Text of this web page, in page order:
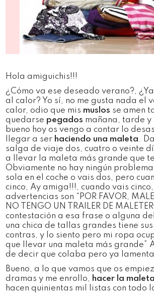
Hola amiguichis!!!
¿Cómo va ese deseado verano?,
al calor? Yo sí, no me gusta nada el
calor, odio que mis muslos se amen
quedarse pegados mañana, tarde y
bueno hoy os vengo a contar lo
llegar a ser haciendo una maleta.
salga de viaje dos, cuatro o veinte
a llevar la maleta más grande que
Obviamente no hay ningún
sola en el coche o vais dos, pero
cinco, Ay amiga!!!, cuando vais
advertencias son “POR FAVOR,
NO TENGO UN TRAILER DE
contestación a esa frase o alguna
una chica de tallas grandes tiene sus
contras, y lo siento pero mi ropa
que llevar una maleta más grande”
de decir que colaba pero ya
Bueno, a lo que vamos que os
dramas y me enrollo, hacer la maleta
hacen quinientas mil listas con todo